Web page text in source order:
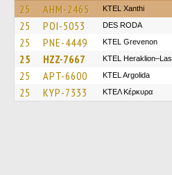
25 AHM-2465 KTEL Xanthi
25 POI-5053 DES RODA
25 PNE-4449 ΚΤΕL Grevenon
25 HZZ-7667 KTEL Heraklion–Las.
25 APT-6600 KTEL Argolida
25 KYP-7333 ΚΤΕΛ Κέρκυρα